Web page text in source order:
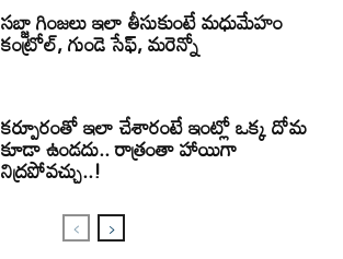
సబ్జా గింజలు ఇలా తీసుకుంటే మధుమేహం
కంట్రోల్, గుండె సేఫ్, మరెన్నో
కర్పూరంతో ఇలా చేశారంటే ఇంట్లో ఒక్క దోమ
కూడా ఉండదు.. రాత్రంతా హాయిగా
నిద్రపోవచ్చు..!